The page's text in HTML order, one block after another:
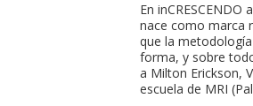
En
nace como marca
que la
forma, y sobre
a Milton Erickson,
escuela de MRI